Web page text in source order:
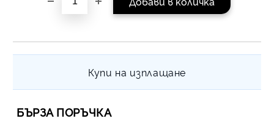
Купи на изплащане
/ €1022.61
БЪРЗА ПОРЪЧКА